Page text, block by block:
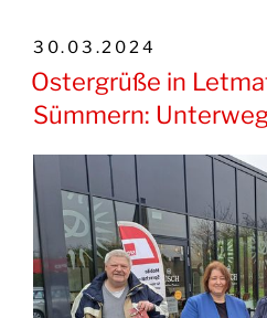
VERÖFFENTLICHT
AM
30.03.2024
Ostergrüße in
Sümmern: